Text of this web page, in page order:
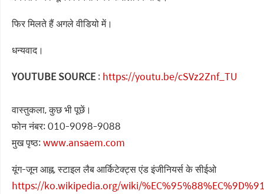
फिर मिलते हैं अगले वीडियो में।
धन्यवाद।
YOUTUBE SOURCE: https://youtu.be/cSVz2Znf_TU
वास्तुकला, कुछ भी पूछें।
फोन नंबर: 010-9098-9088
मुख पृष्ठ:www.ansaem.com
यूंग-जून आह्न, स्टाइल लैब आर्किटेक्ट्स एंड इंजीनियर्स के सीईओ
https://ko.wikipedia.org/wiki/